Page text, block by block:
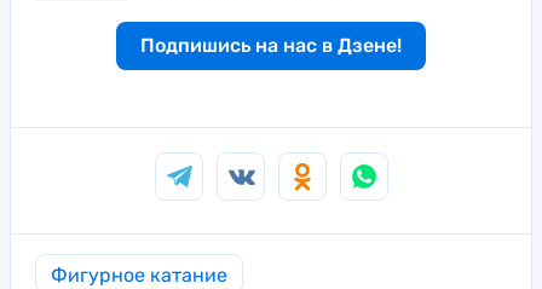
Подпишись на нас в Дзене!
Фигурное катание